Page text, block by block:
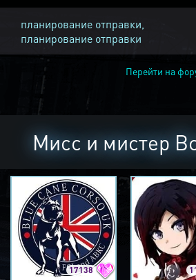
планирование отправки,
планирование отправки
Перейти на
Мисс и мистер
17138